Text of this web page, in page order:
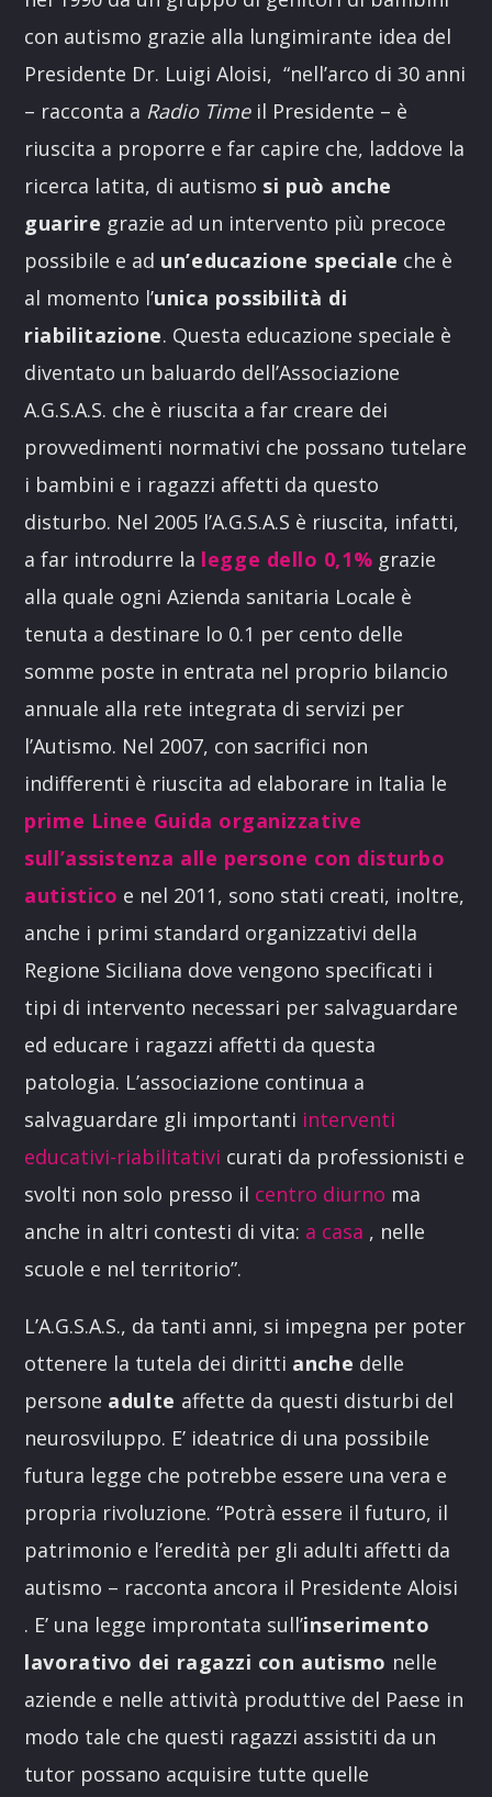
con autismo grazie alla lungimirante idea del
Presidente Dr. Luigi Aloisi, “nell’arco di 30 anni
– racconta a Radio Timeil Presidente – è
riuscita a proporre e far capire che, laddove la
ricerca latita, di autismo si può anche
guarire grazie ad un intervento più precoce
possibile e ad un’educazione speciale che è
al momento l’unica possibilità di
riabilitazione. Questa educazione speciale è
diventato un baluardo dell’Associazione
A.G.S.A.S. che è riuscita a far creare dei
provvedimenti normativi che possano tutelare
i bambini e i ragazzi affetti da questo
disturbo. Nel 2005 l’A.G.S.A.S è riuscita, infatti,
a far introdurre la legge dello 0,1% grazie
alla quale ogni Azienda sanitaria Locale è
tenuta a destinare lo 0.1 per cento delle
somme poste in entrata nel proprio bilancio
annuale alla rete integrata di servizi per
l’Autismo. Nel 2007, con sacrifici non
indifferenti è riuscita ad elaborare in Italia le
prime Linee Guida organizzative
sull’assistenza alle persone con disturbo
autistico e nel 2011, sono stati creati, inoltre,
anche i primi standard organizzativi della
Regione Siciliana dove vengono specificati i
tipi di intervento necessari per salvaguardare
ed educare i ragazzi affetti da questa
patologia. L’associazione continua a
salvaguardare gli importanti interventi
educativi-riabilitativi curati da professionisti e
svolti non solo presso il centro diurno ma
anche in altri contesti di vita: a casa , nelle
scuole e nel territorio”.
L’A.G.S.A.S., da tanti anni, si impegna per poter
ottenere la tutela dei diritti anche delle
persone adulte affette da questi disturbi del
neurosviluppo. E’ ideatrice di una possibile
futura legge che potrebbe essere una vera e
propria rivoluzione. “Potrà essere il futuro, il
patrimonio e l’eredità per gli adulti affetti da
autismo – racconta ancora il Presidente Aloisi
. E’ una legge improntata sull’inserimento
lavorativo dei ragazzi con autismo nelle
aziende e nelle attività produttive del Paese in
modo tale che questi ragazzi assistiti da un
tutor possano acquisire tutte quelle